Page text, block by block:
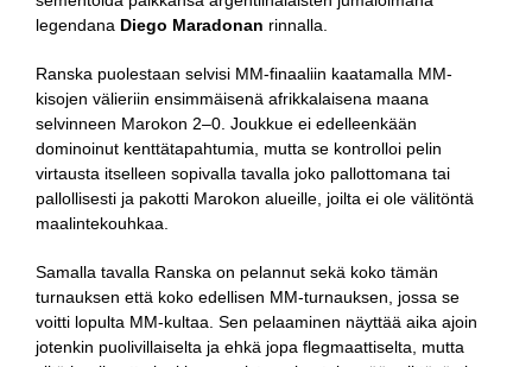
legendana Diego Maradonan rinnalla.
Ranska puolestaan selvisi MM-finaaliin kaatamalla MM-
kisojen välieriin ensimmäisenä afrikkalaisena maana
selvinneen Marokon 2–0. Joukkue ei edelleenkään
dominoinut kenttätapahtumia, mutta se kontrolloi pelin
virtausta itselleen sopivalla tavalla joko pallottomana tai
pallollisesti ja pakotti Marokon alueille, joilta ei ole välitöntä
maalintekouhkaa.
Samalla tavalla Ranska on pelannut sekä koko tämän
turnauksen että koko edellisen MM-turnauksen, jossa se
voitti lopulta MM-kultaa. Sen pelaaminen näyttää aika ajoin
jotenkin puolivillaiselta ja ehkä jopa flegmaattiselta, mutta